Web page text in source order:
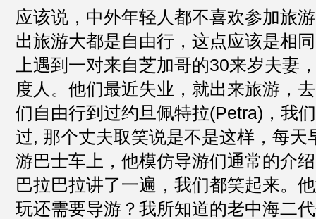
应该说，中外年轻人都不喜欢参加旅
出旅游大都是自由行，这点应该是相
上遇到一对来自芝加哥的30来岁夫妻
度人。他们最近失业，就出来旅游，
们自由行到过约旦佩特拉(Petra)，我
过, 那个丈夫取笑说是不是这样，每天
游巴士车上，他模仿导游们通常的介
巴拉巴拉讲了一遍，我们都笑起来。
玩还需要导游？我所知道的老中海二